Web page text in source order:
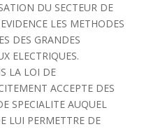
DU SECTEUR DE
LES METHODES
DES GRANDES
ELECTRIQUES.
LA LOI DE
ACCEPTE DES
SPECIALITE AUQUEL
LUI PERMETTRE DE